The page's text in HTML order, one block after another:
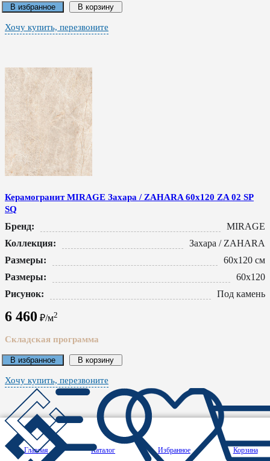
Главная Каталог Избранное Корзина
В избранное В корзину
Хочу купить, перезвоните
Керамогранит MIRAGE Захара / ZAHARA 60x120 ZA 02 SP
SQ
Бренд:
MIRAGE
Коллекция:
Захара / ZAHARA
Размеры:
60x120 см
Размеры:
60x120
Рисунок:
Под камень
6 460 ₽/м2
Складская программа
В избранное В корзину
Хочу купить, перезвоните